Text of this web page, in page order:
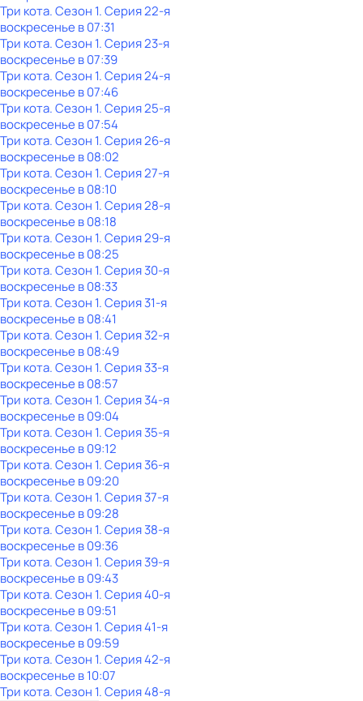
Три кота. Сезон 1. Серия 22-я
воскресенье в07:31
Три кота. Сезон 1. Серия 23-я
воскресенье в07:39
Три кота. Сезон 1. Серия 24-я
воскресенье в07:46
Три кота. Сезон 1. Серия 25-я
воскресенье в07:54
Три кота. Сезон 1. Серия 26-я
воскресенье в08:02
Три кота. Сезон 1. Серия 27-я
воскресенье в08:10
Три кота. Сезон 1. Серия 28-я
воскресенье в08:18
Три кота. Сезон 1. Серия 29-я
воскресенье в08:25
Три кота. Сезон 1. Серия 30-я
воскресенье в08:33
Три кота. Сезон 1. Серия 31-я
воскресенье в08:41
Три кота. Сезон 1. Серия 32-я
воскресенье в08:49
Три кота. Сезон 1. Серия 33-я
воскресенье в08:57
Три кота. Сезон 1. Серия 34-я
воскресенье в09:04
Три кота. Сезон 1. Серия 35-я
воскресенье в09:12
Три кота. Сезон 1. Серия 36-я
воскресенье в09:20
Три кота. Сезон 1. Серия 37-я
воскресенье в09:28
Три кота. Сезон 1. Серия 38-я
воскресенье в09:36
Три кота. Сезон 1. Серия 39-я
воскресенье в09:43
Три кота. Сезон 1. Серия 40-я
воскресенье в09:51
Три кота. Сезон 1. Серия 41-я
воскресенье в09:59
Три кота. Сезон 1. Серия 42-я
воскресенье в10:07
Три кота. Сезон 1. Серия 48-я